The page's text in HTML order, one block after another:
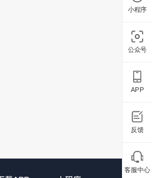
小程序
公众号
APP
反馈
客服中心